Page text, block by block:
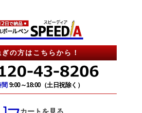
ぎの方はこちらから！
間9:00～18:00（土日祝除く）
カートを見る